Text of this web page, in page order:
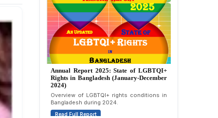
BANGLADESH: JMBF
Strongly Condemns
Politically Motivated
Attempted Murder Case
Against 14 Lawyers and 7
Journalists in Dhaka
JOINT STATEMENT:
Condemning Politically
Intimidation, and
Interference in the
Democratic Governance
Annual Report 2025: State of LGBTQI+
Rights in Bangladesh (January-December
2024)
Overview of LGBTQI+ rights conditions in
Bangladesh during 2024.
Read Full Report